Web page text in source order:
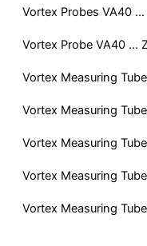
Vortex Probes VA40 …
Vortex Probe VA40 …
Vortex Measuring
Vortex Measuring
Vortex Measuring
Vortex Measuring
Vortex Measuring